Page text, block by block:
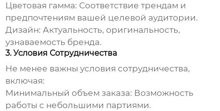
Цветовая гамма: Соответствие трендам и
предпочтениям вашей целевой аудитории.
Дизайн: Актуальность, оригинальность,
узнаваемость бренда.
3. Условия Сотрудничества
Не менее важны условия сотрудничества,
включая:
Минимальный объем заказа: Возможность
работы с небольшими партиями.